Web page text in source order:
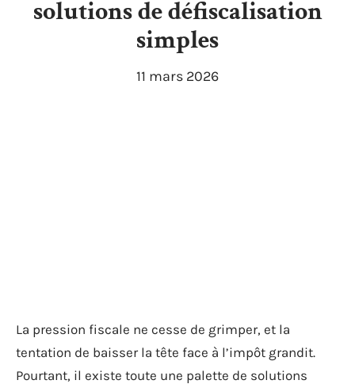
solutions de défiscalisation
simples
11 mars 2026
La pression fiscale ne cesse de grimper, et la
tentation de baisser la tête face à l’impôt grandit.
Pourtant, il existe toute une palette de solutions